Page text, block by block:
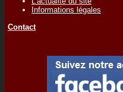
Informations légales
Contact